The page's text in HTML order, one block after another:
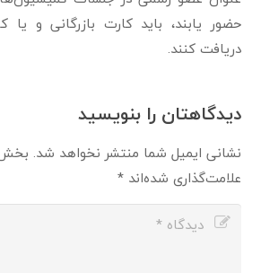
حضور یابند، باید کارت بازرگانی و
دریافت کنند.
دیدگاهتان را بنویسید
نشانی ایمیل شما منتشر نخواهد شد.
علامت‌گذاری شده‌اند*